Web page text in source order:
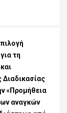
τη
Διαδικασίας
«Προμήθεια
αναγκών